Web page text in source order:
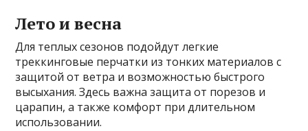
Лето и весна
Для теплых сезонов подойдут легкие
треккинговые перчатки из тонких материалов с
защитой от ветра и возможностью быстрого
высыхания. Здесь важна защита от порезов и
царапин, а также комфорт при длительном
использовании.